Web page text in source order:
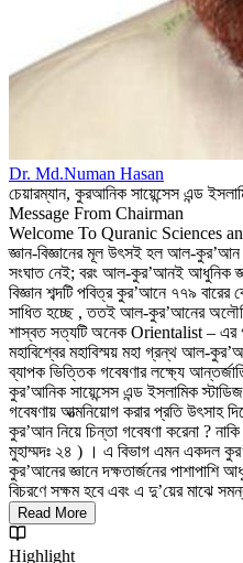
Dr. Md.Numan Hasan
চেয়ারম্যান, কুরআনিক সায়েন্সেস এন্ড
Message From Chairman
Welcome To Quranic Sciences
জ্ঞান-বিজ্ঞানের মূল উৎসই হল আল-
সংঘাত নেই; বরং আল-কুর’আনই আধুনিক
বিজ্ঞান শব্দটি পবিত্র কুর’আনে ৭৭৯
সাধিত হচ্ছে , ততই আল-কুর’আনের
শাস্বত সত্যটি অনেক Orientalist – এর
মহাবিশ্বের মহাবিস্ময় মহা গ্রন্থ আল-
ব্যাপক ভিত্তিক গবেষণার লক্ষ্যে
কুর’আনিক সায়েন্সেস এন্ড ইসলামিক
গবেষণায় আত্মনিয়োগ করার প্রতি উৎসাহ
কুর’আন নিয়ে চিন্তা গবেষণা করেনা ?
মুহাম্মদঃ ২৪ ) । এ বিভাগ এমন একদল
কুর’আনের জ্ঞানে দক্ষতার্জনের পাশাপাশি
বিচরণে সক্ষম হবে এবং এ দু’য়ের মাঝে
Read More
Highlight